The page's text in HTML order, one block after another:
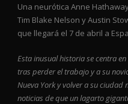
Una neurótica Anne
Tim Blake Nelson y Austin
que llegará el 7 de abril a
Esta inusual historia se centra
tras perder el trabajo y a su
Nueva York y volver a su ciudad
noticias de que un lagarto